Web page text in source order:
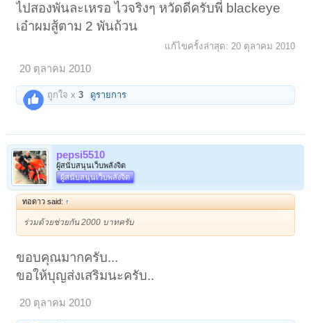
ไปสองพันละเหรอ ไวจริงๆ หวัดดีครับพี่ blackeye
เอ๋าผมสู้ตาม 2 พันถ้วน
แก้ไขครั้งล่าสุด: 20 ตุลาคม 2010
20 ตุลาคม 2010
ถูกใจ x3 ดูรายการ
pepsi5510
ผู้สนับสนุนเว็บพลังจิต
ผู้สนับสนุนเว็บพลังจิต
ทอดาว said: ↑
ร่วมด้วยช่วยกัน 2000 บาทครับ
ขอบคุณมากครับ...
ขอให้บุญส่งเสริมนะครับ..
20 ตุลาคม 2010